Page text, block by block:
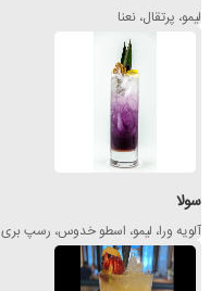
لیمو، پرتقال، نعنا
سولا
آلویه ورا، لیمو، اسطو خدوس، رسپ بری